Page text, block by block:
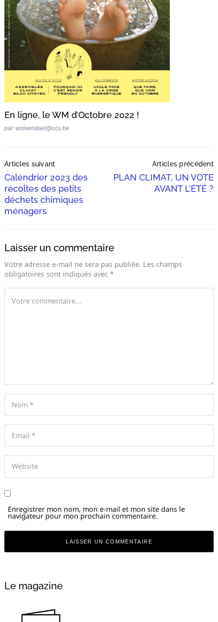
En ligne, le WM d’Octobre 2022 !
par wolvendael@ccu.be
Navigation
Articles suivant
Calendrier 2023 des
récoltes des petits
déchets chimiques
ménagers
Articles précédent
PLAN CLIMAT, UN VOTE
AVANT L’ÉTÉ ?
Laisser un commentaire
Votre adresse e-mail ne sera pas publiée. Les champs
obligatoires sont indiqués avec *
Enregistrer mon nom, mon e-mail et mon site dans le
navigateur pour mon prochain commentaire.
Le magazine